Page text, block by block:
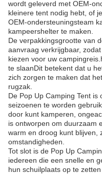
wordt geleverd met OEM-
kleinere tent nodig hebt, of
OEM-ondersteuningsteam
kampeershelter te maken.
De verpakkingsgrootte van
aanvraag verkrijgbaar,
kiezen voor uw
te slaanDit betekent dat u
zich zorgen te maken dat
rugzak.
De Pop Up Camping Tent
seizoenen te worden
door kunt kamperen,
is ontworpen om duurzaam
warm en droog kunt blijven,
omstandigheden.
Tot slot is de Pop Up
iedereen die een snelle en
hun schuilplaats op te